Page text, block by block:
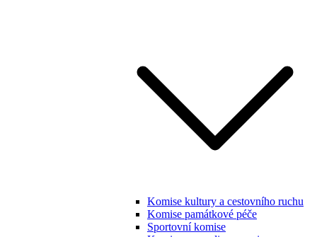
Komise kultury a cestovního ruchu
Komise památkové péče
Sportovní komise